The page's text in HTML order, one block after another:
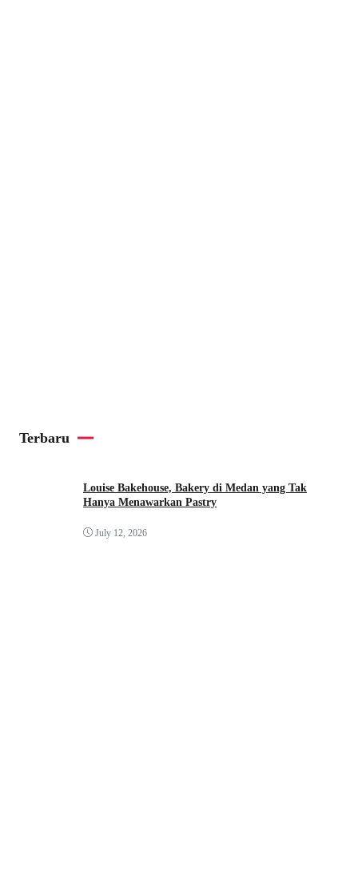
Terbaru
Louise Bakehouse, Bakery di Medan yang Tak
Hanya Menawarkan Pastry
July 12, 2026